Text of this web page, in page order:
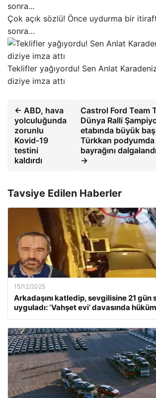
Çok açık sözlü! Önce uydurma bir
sonra…
Teklifler yağıyordu! Sen Anlat
diziye imza attı
← ABD, hava
yolculuğunda
zorunlu
Kovid-19
testini
kaldırdı
Castrol Ford Team
Dünya Ralli
etabında büyük
Türkkan
bayrağını
→
Tavsiye Edilen Haberler
15/12/2025
Arkadaşını katledip, sevgilisine 21 gün
uyguladı: ‘Vahşet evi’ davasında